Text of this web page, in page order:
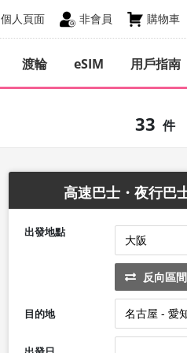
個人頁面 非會員 購物車
渡輪 eSIM 用戶指南
33 件
高速巴士・夜行巴
出發地點
反向區間
目的地